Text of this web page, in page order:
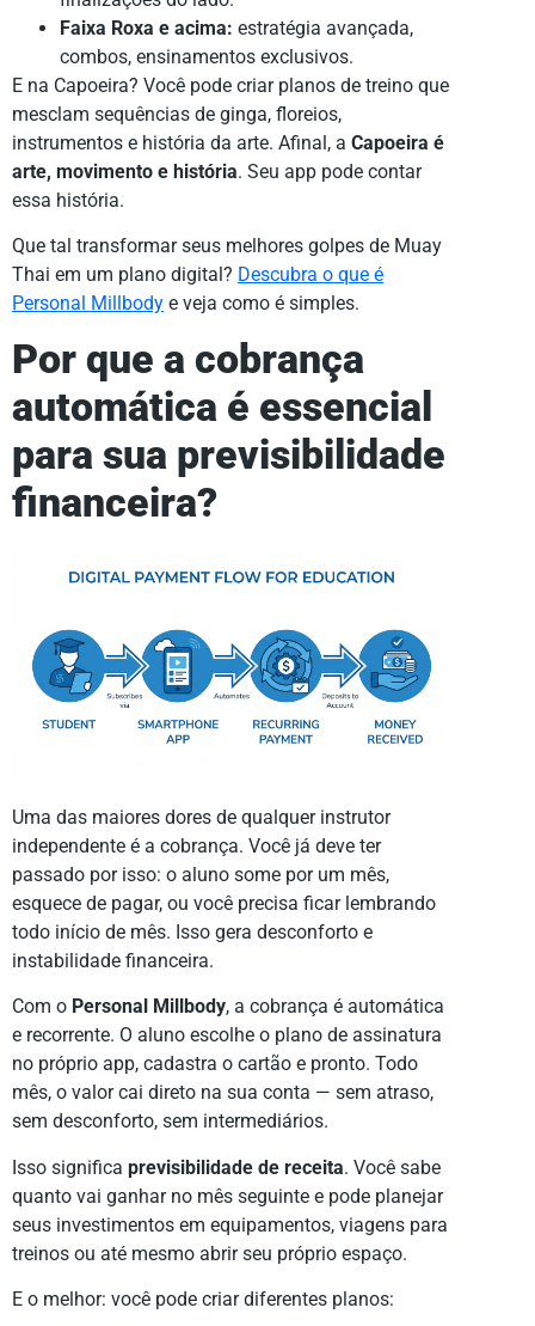
Faixa Roxa e acima: estratégia avançada,
combos, ensinamentos exclusivos.
E na Capoeira? Você pode criar planos de treino que
mesclam sequências de ginga, floreios,
instrumentos e história da arte. Afinal, a Capoeira é
arte, movimento e história. Seu app pode contar
essa história.
Que tal transformar seus melhores golpes de Muay
Thai em um plano digital? Descubra o que é
Personal Millbody e veja como é simples.
Por que a cobrança
automática é essencial
para sua previsibilidade
financeira?
Uma das maiores dores de qualquer instrutor
independente é a cobrança. Você já deve ter
passado por isso: o aluno some por um mês,
esquece de pagar, ou você precisa ficar lembrando
todo início de mês. Isso gera desconforto e
instabilidade financeira.
Com o Personal Millbody, a cobrança é automática
e recorrente. O aluno escolhe o plano de assinatura
no próprio app, cadastra o cartão e pronto. Todo
mês, o valor cai direto na sua conta — sem atraso,
sem desconforto, sem intermediários.
Isso significa previsibilidade de receita. Você sabe
quanto vai ganhar no mês seguinte e pode planejar
seus investimentos em equipamentos, viagens para
treinos ou até mesmo abrir seu próprio espaço.
E o melhor: você pode criar diferentes planos: